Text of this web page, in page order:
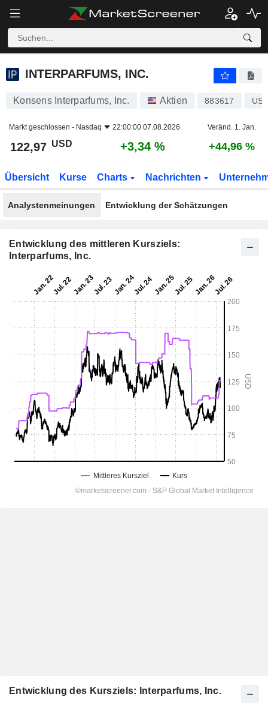
INTERPARFUMS, INC.
INTERPARFUMS, INC.
Konsens Interparfums, Inc. Aktien 883617
Markt geschlossen - Nasdaq 22:00:00 07.08.2026 Veränd. 1. Jan.
122,97 USD +3,34 % +44,96 %
Übersicht Kurse Charts Nachrichten
Analystenmeinungen Entwicklung der Schätzungen
Entwicklung des mittleren Kursziels:
Interparfums, Inc.
Entwicklung des Kursziels: Interparfums, Inc.